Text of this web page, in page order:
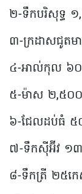
២-ទឹកបរិសុទ្ធ
៣-ក្រដាសជូតម
៤-អាល់កុល ៦
៥-ម៉ាស ២,៥០
៦-ជែលដប់ធំ
៧-ទឹកស៊ីអ៊ីវ ១
៨-ទឹកត្រី ២៥ក